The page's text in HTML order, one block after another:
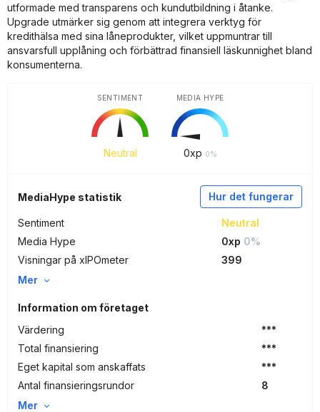
utformade med transparens och kundutbildning i åtanke.
Upgrade utmärker sig genom att integrera verktyg för
kredithälsa med sina låneprodukter, vilket uppmuntrar till
ansvarsfull upplåning och förbättrad finansiell läskunnighet bland
konsumenterna.
Neutral
SENTIMENT
0xp 0%
MEDIA HYPE
Hur det fungerar
MediaHype statistik
Sentiment
Neutral
Media Hype
0xp 0%
Visningar på xIPOmeter
399
Mer
Information om företaget
Värdering
***
Total finansiering
***
Eget kapital som anskaffats
***
Antal finansieringsrundor
8
Mer